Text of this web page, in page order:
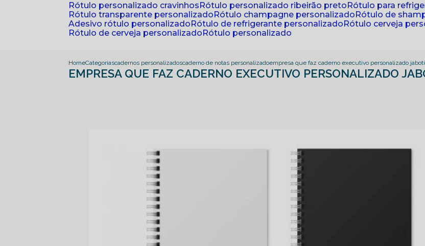
rótulo personalizado cravinhos
rótulo personalizado ribeirão preto
rótulo para
rótulo transparente personalizado
rótulo champagne personalizado
rótulo de
adesivo rótulo personalizado
rótulo de refrigerante personalizado rótulo cerveja
rótulo de cerveja personalizado
rótulo personalizado
HomeCategoriascadernos personalizadoscaderno de notas personalizadoempresa que faz caderno executivo personalizado
EMPRESA QUE FAZ CADERNO EXECUTIVO PERSONALIZADO